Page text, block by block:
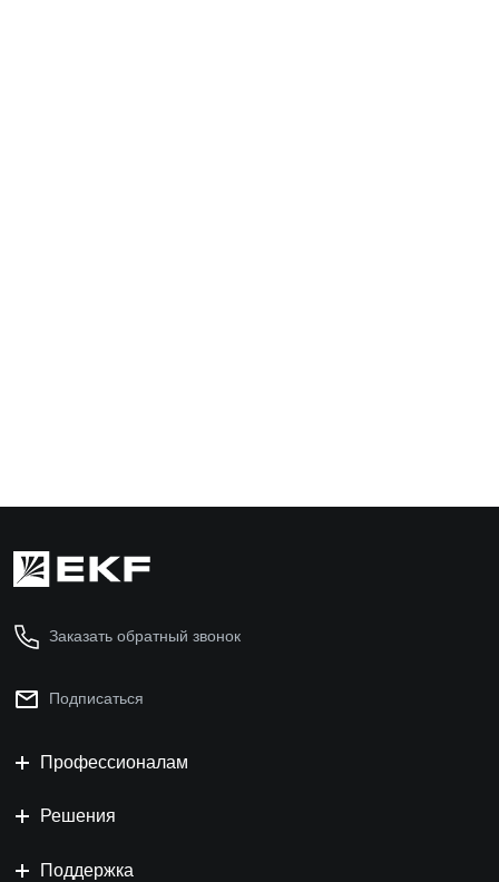
Заказать обратный звонок
Подписаться
Профессионалам
Решения
Поддержка